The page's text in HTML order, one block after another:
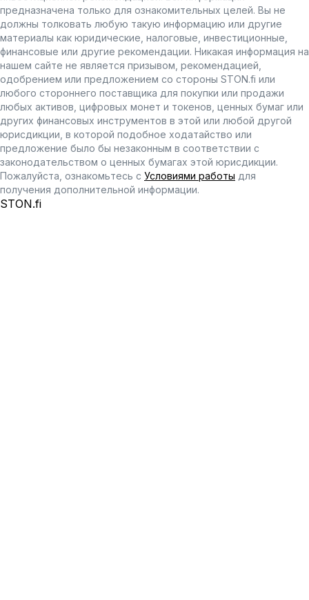
предназначена только для ознакомительных целей. Вы не
должны толковать любую такую информацию или другие
материалы как юридические, налоговые, инвестиционные,
финансовые или другие рекомендации. Никакая информация на
нашем сайте не является призывом, рекомендацией,
одобрением или предложением со стороны STON.fi или
любого стороннего поставщика для покупки или продажи
любых активов, цифровых монет и токенов, ценных бумаг или
других финансовых инструментов в этой или любой другой
юрисдикции, в которой подобное ходатайство или
предложение было бы незаконным в соответствии с
законодательством о ценных бумагах этой юрисдикции.
Пожалуйста, ознакомьтесь с Условиями работы для
получения дополнительной информации.
STON.fi